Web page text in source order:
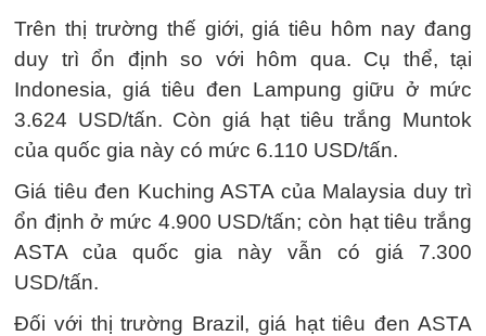
Trên thị trường thế giới, giá tiêu hôm nay đang
duy trì ổn định so với hôm qua. Cụ thể, tại
Indonesia, giá tiêu đen Lampung giữu ở mức
3.624 USD/tấn. Còn giá hạt tiêu trắng Muntok
của quốc gia này có mức 6.110 USD/tấn.
Giá tiêu đen Kuching ASTA của Malaysia duy trì
ổn định ở mức 4.900 USD/tấn; còn hạt tiêu trắng
ASTA của quốc gia này vẫn có giá 7.300
USD/tấn.
Đối với thị trường Brazil, giá hạt tiêu đen ASTA